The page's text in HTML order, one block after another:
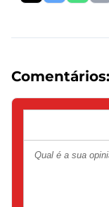
Comentários: